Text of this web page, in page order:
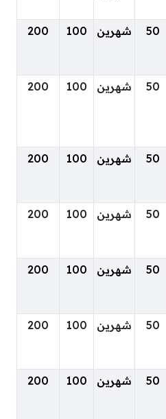
50 شهرين 100
200
50 شهرين 100
200
50 شهرين 100
200
50 شهرين 100
200
50 شهرين 100
200
50 شهرين 100
200
50 شهرين 100
200